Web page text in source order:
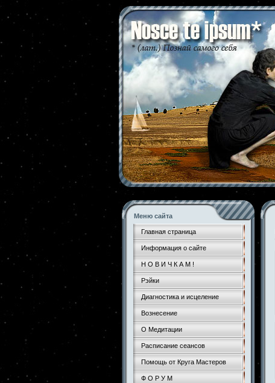
Меню сайта
Главная страница
Информация о сайте
Н О В И Ч К А М !
Рэйки
Диагностика и исцеление
Вознесение
О Медитации
Расписание сеансов
Помощь от Круга Мастеров
Ф О Р У М